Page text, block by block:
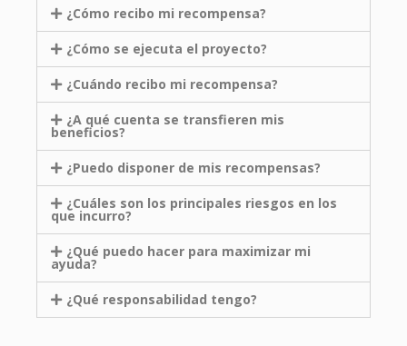
¿Cómo recibo mi recompensa?
¿Cómo se ejecuta el proyecto?
¿Cuándo recibo mi recompensa?
¿A qué cuenta se transfieren mis
beneficios?
¿Puedo disponer de mis recompensas?
¿Cuáles son los principales riesgos en los
que incurro?
¿Qué puedo hacer para maximizar mi
ayuda?
¿Qué responsabilidad tengo?